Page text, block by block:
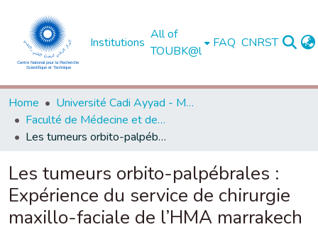
Institutions
All of
TOUBK@l
FAQ CNRST
Home
Université Cadi Ayyad - Marrakech
Faculté de Médecine et de Pharmacie - Marrakech
Les tumeurs orbito-palpébrales : Expérience du service de chirurgie maxillo-faciale de l’HMA marrakech
Les tumeurs orbito-palpébrales :
Expérience du service de chirurgie
maxillo-faciale de l’HMA marrakech